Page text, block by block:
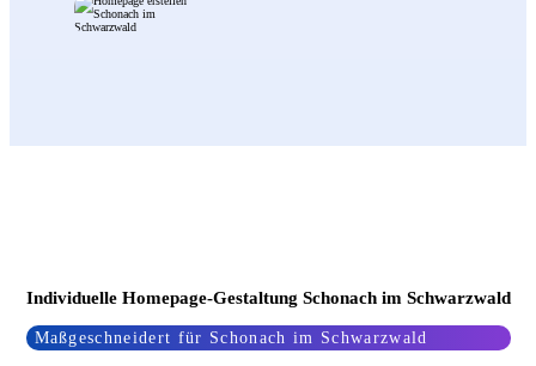
Individuelle Homepage-Gestaltung Schonach im Schwarzwald
Maßgeschneidert für Schonach im Schwarzwald